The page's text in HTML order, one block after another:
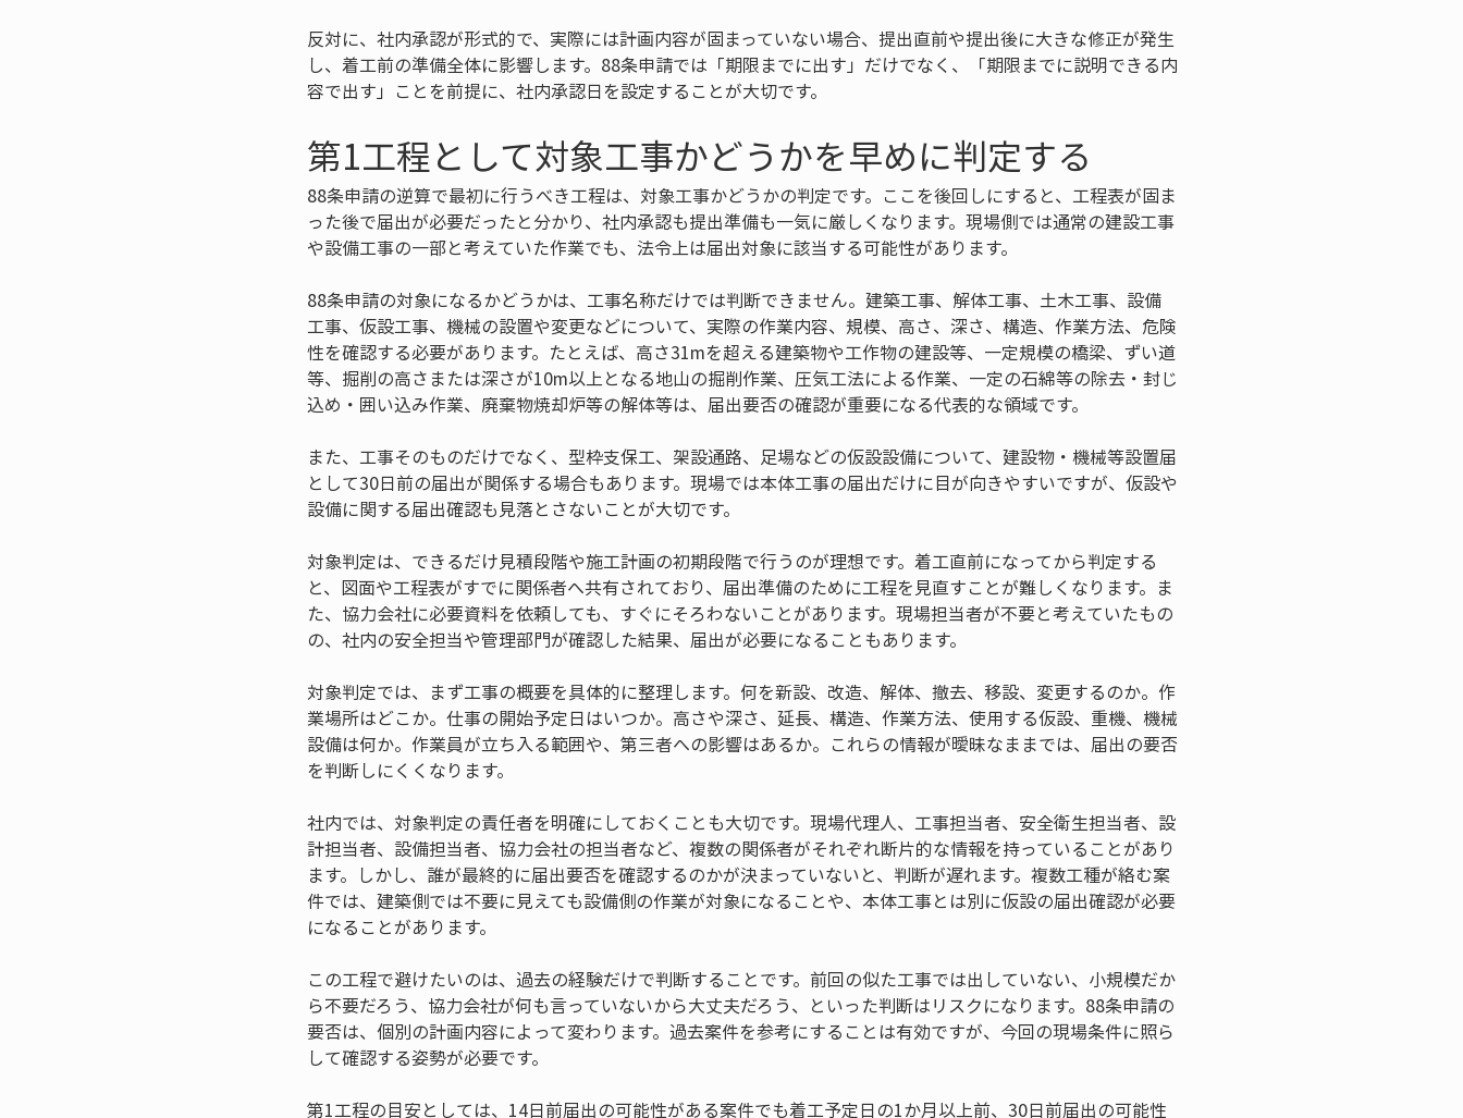
反対に、社内承認が形式的で、実際には計画内容が固まっていない場合、提出直前や提出後に大きな修正が発生
し、着工前の準備全体に影響します。88条申請では「期限までに出す」だけでなく、「期限までに説明できる内
容で出す」ことを前提に、社内承認日を設定することが大切です。
第1工程として対象工事かどうかを早めに判定する
88条申請の逆算で最初に行うべき工程は、対象工事かどうかの判定です。ここを後回しにすると、工程表が固ま
った後で届出が必要だったと分かり、社内承認も提出準備も一気に厳しくなります。現場側では通常の建設工事
や設備工事の一部と考えていた作業でも、法令上は届出対象に該当する可能性があります。
88条申請の対象になるかどうかは、工事名称だけでは判断できません。建築工事、解体工事、土木工事、設備
工事、仮設工事、機械の設置や変更などについて、実際の作業内容、規模、高さ、深さ、構造、作業方法、危険
性を確認する必要があります。たとえば、高さ31mを超える建築物や工作物の建設等、一定規模の橋梁、ずい道
等、掘削の高さまたは深さが10m以上となる地山の掘削作業、圧気工法による作業、一定の石綿等の除去・封じ
込め・囲い込み作業、廃棄物焼却炉等の解体等は、届出要否の確認が重要になる代表的な領域です。
また、工事そのものだけでなく、型枠支保工、架設通路、足場などの仮設設備について、建設物・機械等設置届
として30日前の届出が関係する場合もあります。現場では本体工事の届出だけに目が向きやすいですが、仮設や
設備に関する届出確認も見落とさないことが大切です。
対象判定は、できるだけ見積段階や施工計画の初期段階で行うのが理想です。着工直前になってから判定する
と、図面や工程表がすでに関係者へ共有されており、届出準備のために工程を見直すことが難しくなります。ま
た、協力会社に必要資料を依頼しても、すぐにそろわないことがあります。現場担当者が不要と考えていたもの
の、社内の安全担当や管理部門が確認した結果、届出が必要になることもあります。
対象判定では、まず工事の概要を具体的に整理します。何を新設、改造、解体、撤去、移設、変更するのか。作
業場所はどこか。仕事の開始予定日はいつか。高さや深さ、延長、構造、作業方法、使用する仮設、重機、機械
設備は何か。作業員が立ち入る範囲や、第三者への影響はあるか。これらの情報が曖昧なままでは、届出の要否
を判断しにくくなります。
社内では、対象判定の責任者を明確にしておくことも大切です。現場代理人、工事担当者、安全衛生担当者、設
計担当者、設備担当者、協力会社の担当者など、複数の関係者がそれぞれ断片的な情報を持っていることがあり
ます。しかし、誰が最終的に届出要否を確認するのかが決まっていないと、判断が遅れます。複数工種が絡む案
件では、建築側では不要に見えても設備側の作業が対象になることや、本体工事とは別に仮設の届出確認が必要
になることがあります。
この工程で避けたいのは、過去の経験だけで判断することです。前回の似た工事では出していない、小規模だか
ら不要だろう、協力会社が何も言っていないから大丈夫だろう、といった判断はリスクになります。88条申請の
要否は、個別の計画内容によって変わります。過去案件を参考にすることは有効ですが、今回の現場条件に照ら
して確認する姿勢が必要です。
第1工程の目安としては、14日前届出の可能性がある案件でも着工予定日の1か月以上前、30日前届出の可能性